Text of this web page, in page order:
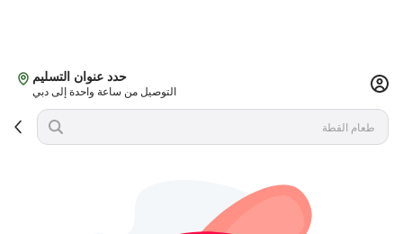
حدد عنوان التسليم
التوصيل من ساعة واحدة إلى دبي